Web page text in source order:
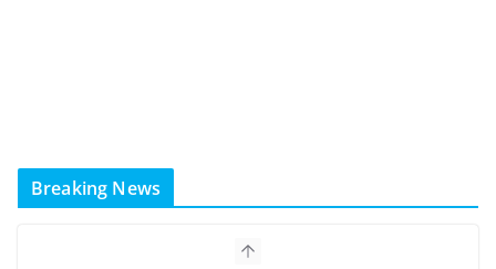
Breaking News